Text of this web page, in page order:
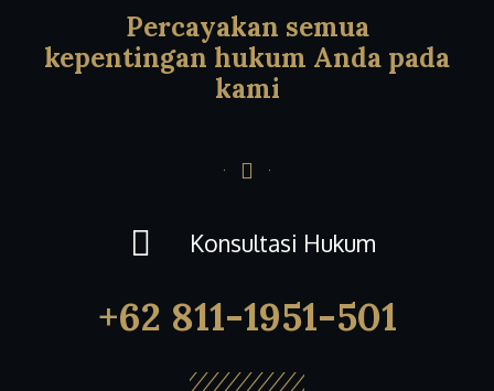
Percayakan semua
kepentingan hukum Anda pada
kami
Konsultasi Hukum
+62 811-1951-501